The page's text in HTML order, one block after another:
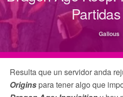
Galious
Resulta que un servidor anda
Origins para tener algo que